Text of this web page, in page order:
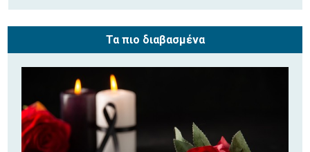
Τα πιο διαβασμένα